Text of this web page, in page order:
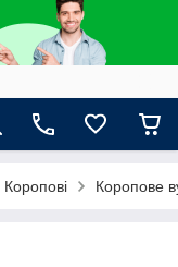
Коропові Коропове